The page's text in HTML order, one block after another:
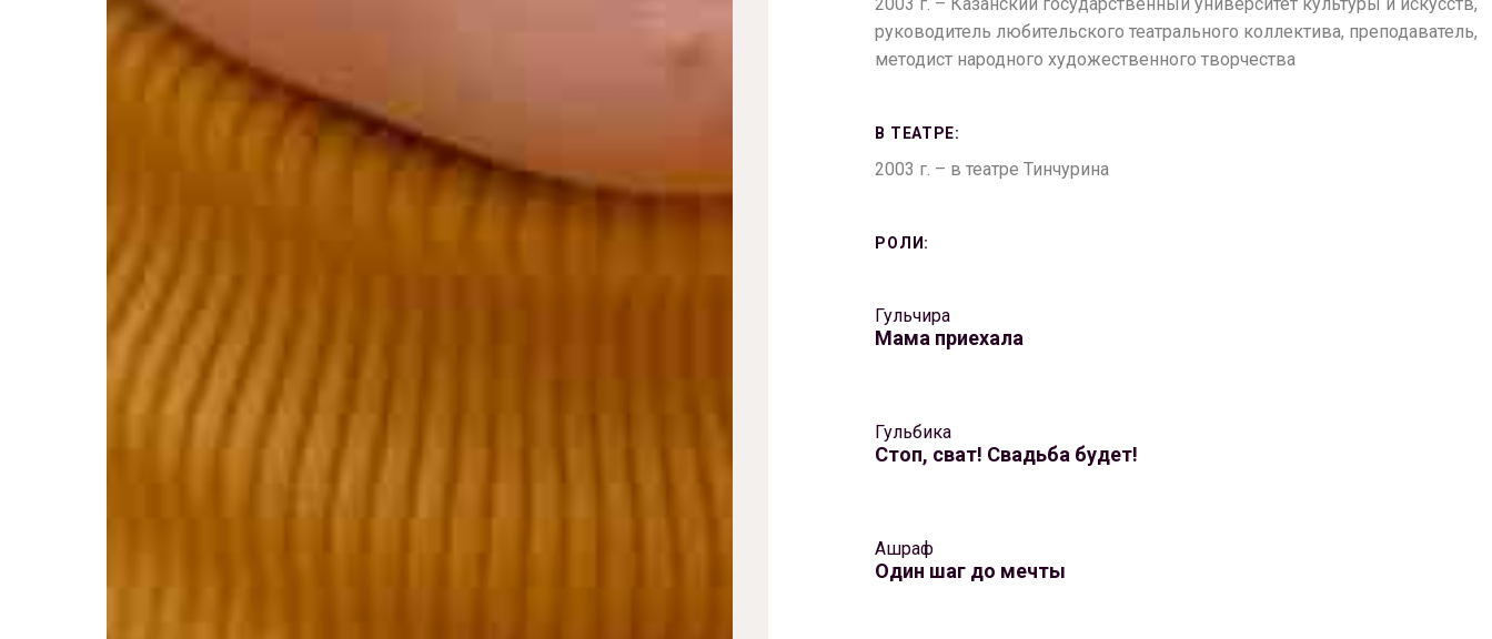
руководитель любительского театрального коллектива, преподаватель,
методист народного художественного творчества
В ТЕАТРЕ:
2003 г. – в театре Тинчурина
РОЛИ:
Гульчира
Мама приехала
Гульбика
Стоп, сват! Свадьба будет!
Ашраф
Один шаг до мечты